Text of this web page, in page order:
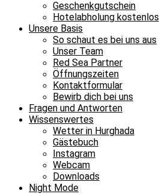
Geschenkgutschein
Hotelabholung kostenlos
Unsere Basis
So schaut es bei uns aus
Unser Team
Red Sea Partner
Öffnungszeiten
Kontaktformular
Bewirb dich bei uns
Fragen und Antworten
Wissenswertes
Wetter in Hurghada
Gästebuch
Instagram
Webcam
Downloads
Night Mode